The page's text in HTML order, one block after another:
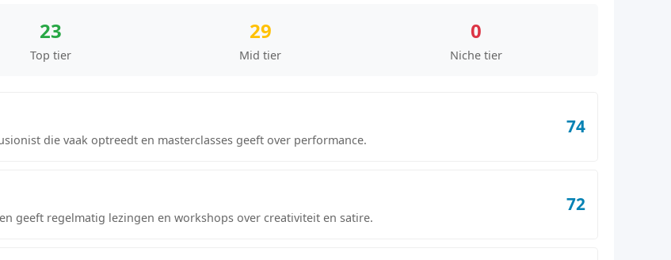
23
Top tier
29
Mid tier
0
Niche tier
die vaak optreedt en masterclasses geeft over performance.
74
geeft regelmatig lezingen en workshops over creativiteit en satire.
72